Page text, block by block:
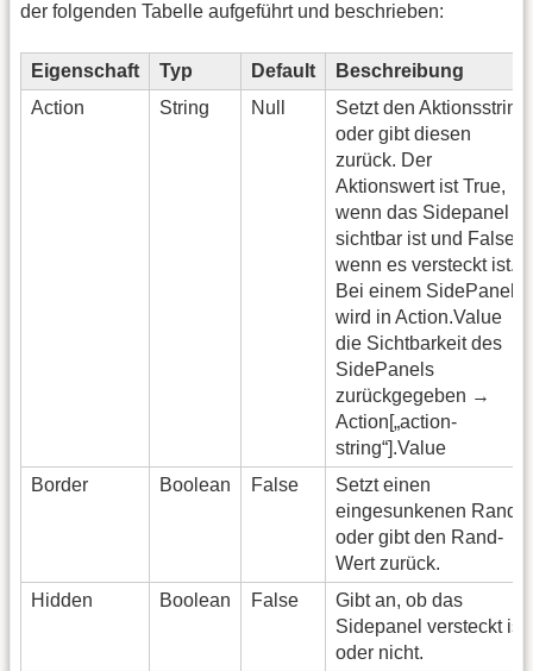
der folgenden Tabelle aufgeführt und beschrieben:
Eigenschaft Typ Default
Beschreibung
Action
String Null
Setzt den Aktionsstring
oder gibt diesen
zurück. Der
Aktionswert ist True,
wenn das Sidepanel
sichtbar ist und False,
wenn es versteckt ist.
Bei einem SidePanel
wird in Action.Value
die Sichtbarkeit des
SidePanels
zurückgegeben →
Action[„action-
string“].Value
Border
Boolean False
Setzt einen
eingesunkenen Rand
oder gibt den Rand-
Wert zurück.
Hidden
Boolean False
Gibt an, ob das
Sidepanel versteckt ist
oder nicht.